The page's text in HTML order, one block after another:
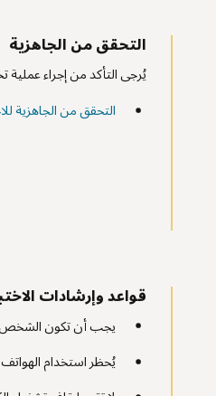
التحقق من الجاهزية
يُرجى التأكد من إجراء عملية
التحقق من الجاهزية
قواعد وإرشادات
يجب أن تكون الشخص
يُحظر استخدام